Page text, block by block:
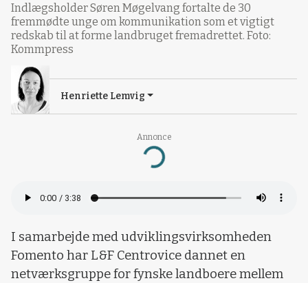
Annonce
Loading...
Indlægsholder Søren Møgelvang fortalte de 30
fremmødte unge om kommunikation som et vigtigt
redskab til at forme landbruget fremadrettet. Foto:
Kommpress
Henriette Lemvig
I samarbejde med udviklingsvirksomheden
Fomento har L&F Centrovice dannet en
netværksgruppe for fynske landboere mellem